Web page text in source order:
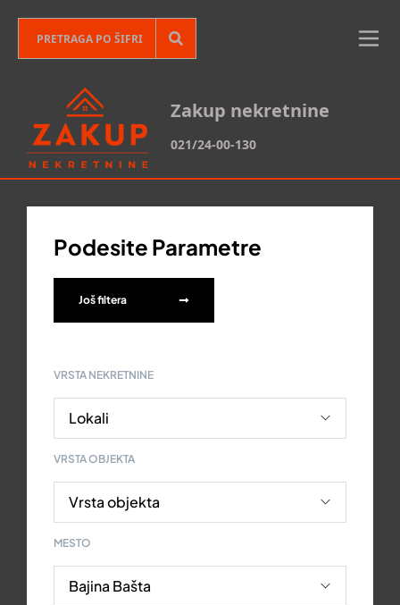
Zakup nekretnine
021/24-00-130
Podesite Parametre
Još filtera
VRSTA NEKRETNINE
VRSTA OBJEKTA
MESTO